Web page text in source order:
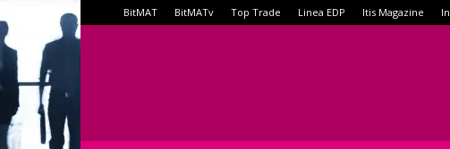
BitMAT BitMATv Top Trade Linea EDP Itis Magazine